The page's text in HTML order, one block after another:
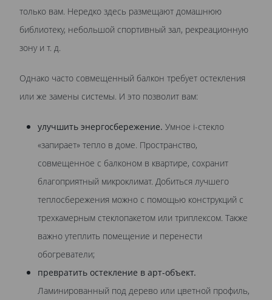
только вам. Нередко здесь размещают домашнюю
библиотеку, небольшой спортивный зал, рекреационную
зону и т. д.
Однако часто совмещенный балкон требует остекления
или же замены системы. И это позволит вам:
улучшить энергосбережение. Умное i-стекло
«запирает» тепло в доме. Пространство,
совмещенное с балконом в квартире, сохранит
благоприятный микроклимат. Добиться лучшего
теплосбережения можно с помощью конструкций с
трехкамерным стеклопакетом или триплексом. Также
важно утеплить помещение и перенести
обогреватели;
превратить остекление в арт-объект.
Ламинированный под дерево или цветной профиль,